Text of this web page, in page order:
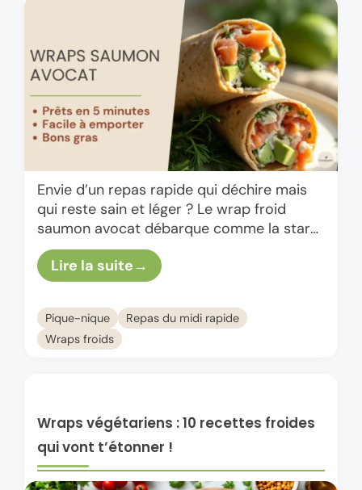
Envie d’un repas rapide qui déchire mais
qui reste sain et léger ? Le wrap froid
saumon avocat débarque comme la star
incontestée des déjeuners sur le pouce.
Facile à …
Lire la suite
Pique-nique
Repas du midi rapide
Wraps froids
Wraps végétariens : 10 recettes froides
qui vont t’étonner !